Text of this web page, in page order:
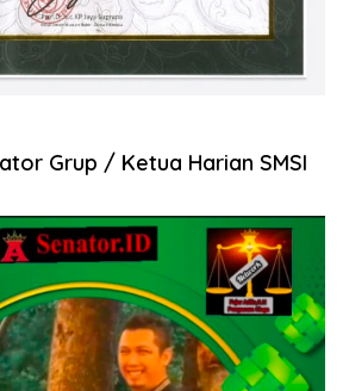
Grup / Ketua Harian SMSI